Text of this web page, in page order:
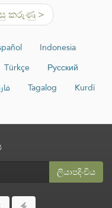
කරුණු >
Indonesia
Türkçe
Русский
Tagalog
Kurdî
ලියාපදිංචිය